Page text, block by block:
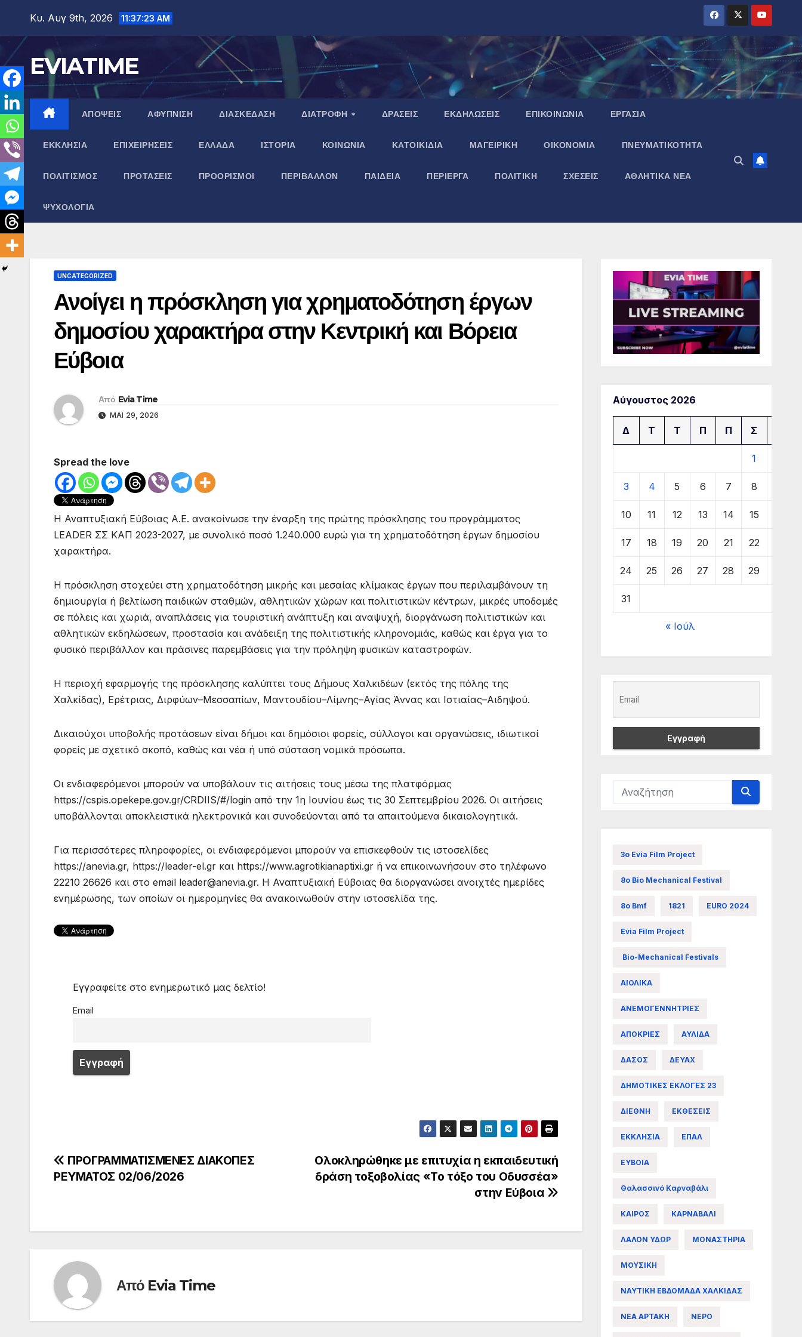
περιεχόμενο
Κυ. Αυγ 9th, 2026 11:37:24 AM
EVIATIME
ΑΠΟΨΕΙΣ ΑΦΥΠΝΙΣΗ ΔΙΑΣΚΕΔΑΣΗ ΔΙΑΤΡΟΦΗ ΔΡΑΣΕΙΣ ΕΚΔΗΛΩΣΕΙΣ ΕΠΙΚΟΙΝΩΝΙΑ ΕΡΓΑΣΙΑ
ΕΚΚΛΗΣΙΑ ΕΠΙΧΕΙΡΗΣΕΙΣ ΕΛΛΑΔΑ ΙΣΤΟΡΙΑ ΚΟΙΝΩΝΙΑ ΚΑΤΟΙΚΙΔΙΑ ΜΑΓΕΙΡΙΚΗ ΟΙΚΟΝΟΜΙΑ ΠΝΕΥΜΑΤΙΚΌΤΗΤΑ
ΠΟΛΙΤΙΣΜΟΣ ΠΡΟΤΑΣΕΙΣ ΠΡΟΟΡΙΣΜΟΙ ΠΕΡΙΒΑΛΛΟΝ ΠΑΙΔΕΙΑ ΠΕΡΙΕΡΓΑ ΠΟΛΙΤΙΚΗ ΣΧΕΣΕΙΣ ΑΘΛΗΤΙΚΑ ΝΕΑ
ΨΥΧΟΛΟΓΙΑ
UNCATEGORIZED
Ανοίγει η πρόσκληση για χρηματοδότηση έργων
δημοσίου χαρακτήρα στην Κεντρική και Βόρεια
Εύβοια
Από Evia Time
ΜΆΙ 29, 2026
Spread the love
Η Αναπτυξιακή Εύβοιας Α.Ε. ανακοίνωσε την έναρξη της πρώτης πρόσκλησης του προγράμματος
LEADER ΣΣ ΚΑΠ 2023-2027, με συνολικό ποσό 1.240.000 ευρώ για τη χρηματοδότηση έργων δημοσίου
χαρακτήρα.
Η πρόσκληση στοχεύει στη χρηματοδότηση μικρής και μεσαίας κλίμακας έργων που περιλαμβάνουν τη
δημιουργία ή βελτίωση παιδικών σταθμών, αθλητικών χώρων και πολιτιστικών κέντρων, μικρές υποδομές
σε πόλεις και χωριά, αναπλάσεις για τουριστική ανάπτυξη και αναψυχή, διοργάνωση πολιτιστικών και
αθλητικών εκδηλώσεων, προστασία και ανάδειξη της πολιτιστικής κληρονομιάς, καθώς και έργα για το
φυσικό περιβάλλον και πράσινες παρεμβάσεις για την πρόληψη φυσικών καταστροφών.
Η περιοχή εφαρμογής της πρόσκλησης καλύπτει τους Δήμους Χαλκιδέων (εκτός της πόλης της
Χαλκίδας), Ερέτριας, Διρφύων–Μεσσαπίων, Μαντουδίου–Λίμνης–Αγίας Άννας και Ιστιαίας–Αιδηψού.
Δικαιούχοι υποβολής προτάσεων είναι δήμοι και δημόσιοι φορείς, σύλλογοι και οργανώσεις, ιδιωτικοί
φορείς με σχετικό σκοπό, καθώς και νέα ή υπό σύσταση νομικά πρόσωπα.
Οι ενδιαφερόμενοι μπορούν να υποβάλουν τις αιτήσεις τους μέσω της πλατφόρμας
https://cspis.opekepe.gov.gr/CRDIIS/#/login από την 1η Ιουνίου έως τις 30 Σεπτεμβρίου 2026. Οι αιτήσεις
υποβάλλονται αποκλειστικά ηλεκτρονικά και συνοδεύονται από τα απαιτούμενα δικαιολογητικά.
Για περισσότερες πληροφορίες, οι ενδιαφερόμενοι μπορούν να επισκεφθούν τις ιστοσελίδες
https://anevia.gr, https://leader-el.gr και https://www.agrotikianaptixi.gr ή να επικοινωνήσουν στο τηλέφωνο
22210 26626 και στο email leader@anevia.gr. Η Αναπτυξιακή Εύβοιας θα διοργανώσει ανοιχτές ημερίδες
ενημέρωσης, των οποίων οι ημερομηνίες θα ανακοινωθούν στην ιστοσελίδα της.
Εγγραφείτε στο ενημερωτικό μας δελτίο!
Email
Πλοήγηση
Ολοκληρώθηκε με επιτυχία η εκπαιδευτική
δράση τοξοβολίας «Το τόξο του Οδυσσέα»
στην Εύβοια
ΠΡΟΓΡΑΜΜΑΤΙΣΜΕΝΕΣ ΔΙΑΚΟΠΕΣ
ΡΕΥΜΑΤΟΣ 02/06/2026
Από Evia Time
Αύγουστος 2026
Δ Τ Τ Π Π Σ
1
3 4 5 6 7 8
10 11 12 13 14 15
17 18 19 20 21 22
24 25 26 27 28 29
31
« Ιούλ
3ο Evia Film Project
8ο Bio Mechanical Festival
8ο Bmf 1821 EURO 2024
Evia Film Project
Bio-Mechanical Festivals
ΑΙΟΛΙΚΑ
ΑΝΕΜΟΓΕΝΝΗΤΡΙΕΣ
ΑΠΟΚΡΙΕΣ ΑΥΛΙΔΑ
ΔΑΣΟΣ ΔΕΥΑΧ
ΔΗΜΟΤΙΚΕΣ ΕΚΛΟΓΕΣ 23
ΔΙΕΘΝΗ ΕΚΘΕΣΕΙΣ
ΕΚΚΛΗΣΙΑ ΕΠΑΛ
ΕΥΒΟΙΑ
Θαλασσινό Καρναβάλι
ΚΑΙΡΟΣ ΚΑΡΝΑΒΑΛΙ
ΛΑΛΟΝ ΥΔΩΡ ΜΟΝΑΣΤΗΡΙΑ
ΜΟΥΣΙΚΗ
ΝΑΥΤΙΚΗ ΕΒΔΟΜΑΔΑ ΧΑΛΚΙΔΑΣ
ΝΕΑ ΑΡΤΑΚΗ ΝΕΡΟ